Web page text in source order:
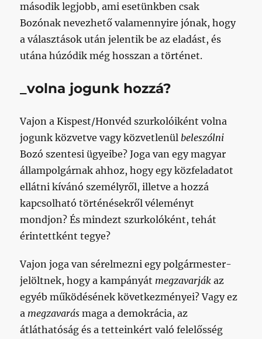
második legjobb, ami esetünkben csak
Bozónak nevezhető valamennyire jónak, hogy
a választások után jelentik be az eladást, és
utána húzódik még hosszan a történet.
_volna jogunk hozzá?
Vajon a Kispest/Honvéd szurkolóiként volna
jogunk közvetve vagy közvetlenül beleszólni
Bozó szentesi ügyeibe? Joga van egy magyar
állampolgárnak ahhoz, hogy egy közfeladatot
ellátni kívánó személyről, illetve a hozzá
kapcsolható történésekről véleményt
mondjon? És mindezt szurkolóként, tehát
érintettként tegye?
Vajon joga van sérelmezni egy polgármester-
jelöltnek, hogy a kampányát megzavarják az
egyéb működésének következményei? Vagy ez
a megzavarás maga a demokrácia, az
átláthatóság és a tetteinkért való felelősség